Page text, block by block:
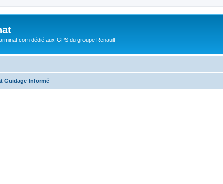
dédié aux GPS du groupe Renault
Guidage Informé